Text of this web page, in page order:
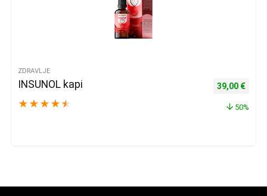
ZDRAVLJE
INSUNOL kapi
★ ★ ★ ★ ★
Izvorna
39,00 €
50%